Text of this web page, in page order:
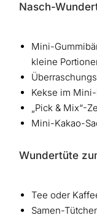
Nasch-
Mini-
kleine
Kekse im
„Pick & Mix“-
Mini-Kakao-
Wundertüte
Tee oder
Samen-